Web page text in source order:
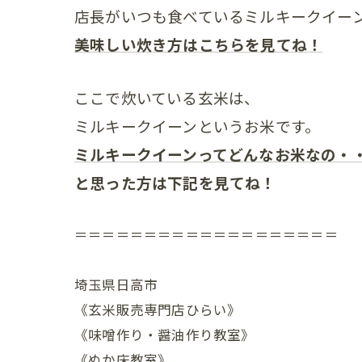
店長がいつも食べているミルキークイー
美味しい炊き方はこちらを見てね！
ここで炊いている玄米は、
ミルキークイーンというお米です。
ミルキークイーンってどんなお米なの・
と思った方は下記を見てね！
＝＝＝＝＝＝＝＝＝＝＝＝＝＝＝＝＝＝＝
埼玉県日高市
《玄米販売専門店ひらい》
《味噌作り・醤油作り教室》